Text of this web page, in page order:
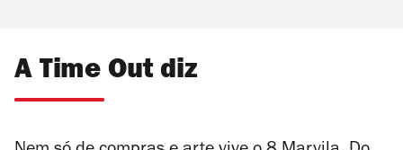
A Time Out diz